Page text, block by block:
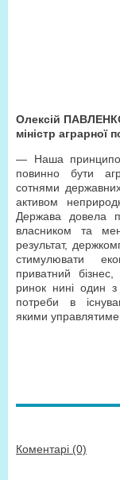
Олексій
міністр аграрної
— Наша
повинно бути
сотнями
активом
Держава довела
власником та
результат,
стимулювати
приватний
ринок нині один
потреби в
якими
Коментарі (0)